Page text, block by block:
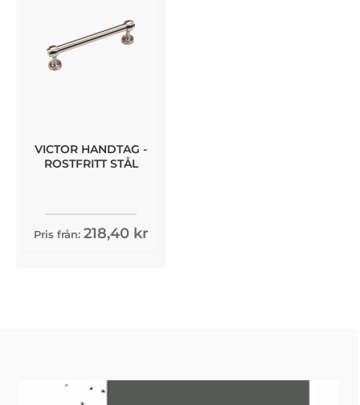
VICTOR HANDTAG -
ROSTFRITT STÅL
Pris från: 218,40 kr